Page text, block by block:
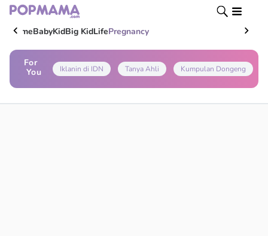
HomeBabyKidBig KidLifePregnancy
For
You
Iklanin di IDN Tanya Ahli Kumpulan Dongeng